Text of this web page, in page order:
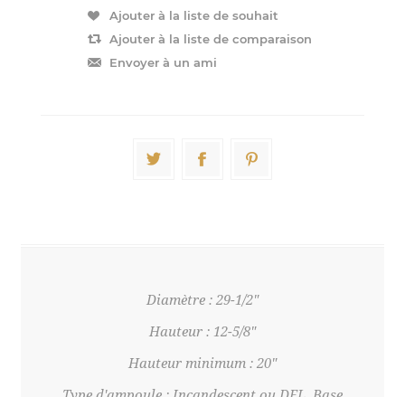
Diamètre : 29-1/2"
Hauteur : 12-5/8"
Hauteur minimum : 20"